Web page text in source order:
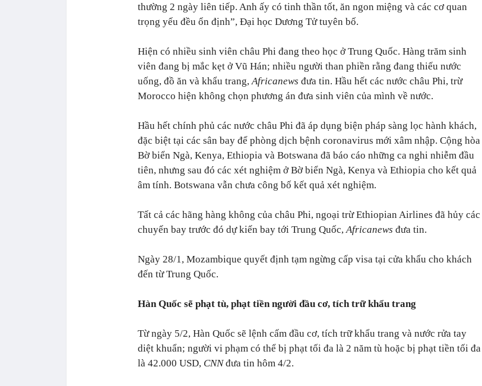
thường 2 ngày liên tiếp. Anh ấy có tinh thần tốt, ăn ngon miệng và các cơ quan
trọng yếu đều ổn định”, Đại học Dương Tử tuyên bố.
Hiện có nhiều sinh viên châu Phi đang theo học ở Trung Quốc. Hàng trăm sinh
viên đang bị mắc kẹt ở Vũ Hán; nhiều người than phiền rằng đang thiếu nước
uống, đồ ăn và khẩu trang,Africanews đưa tin. Hầu hết các nước châu Phi, trừ
Morocco hiện không chọn phương án đưa sinh viên của mình về nước.
Hầu hết chính phủ các nước châu Phi đã áp dụng biện pháp sàng lọc hành khách,
đặc biệt tại các sân bay để phòng dịch bệnh coronavirus mới xâm nhập. Cộng hòa
Bờ biển Ngà, Kenya, Ethiopia và Botswana đã báo cáo những ca nghi nhiễm đầu
tiên, nhưng sau đó các xét nghiệm ở Bờ biển Ngà, Kenya và Ethiopia cho kết quả
âm tính. Botswana vẫn chưa công bố kết quả xét nghiệm.
Tất cả các hãng hàng không của châu Phi, ngoại trừ Ethiopian Airlines đã hủy các
chuyến bay trước đó dự kiến bay tới Trung Quốc,Africanews đưa tin.
Ngày 28/1, Mozambique quyết định tạm ngừng cấp visa tại cửa khẩu cho khách
đến từ Trung Quốc.
Hàn Quốc sẽ phạt tù, phạt tiền người đầu cơ, tích trữ khẩu trang
Từ ngày 5/2, Hàn Quốc sẽ lệnh cấm đầu cơ, tích trữ khẩu trang và nước rửa tay
diệt khuẩn; người vi phạm có thể bị phạt tối đa là 2 năm tù hoặc bị phạt tiền tối đa
là 42.000 USD, CNNđưa tin hôm 4/2.